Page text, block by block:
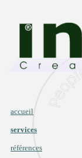
accueil
services
références